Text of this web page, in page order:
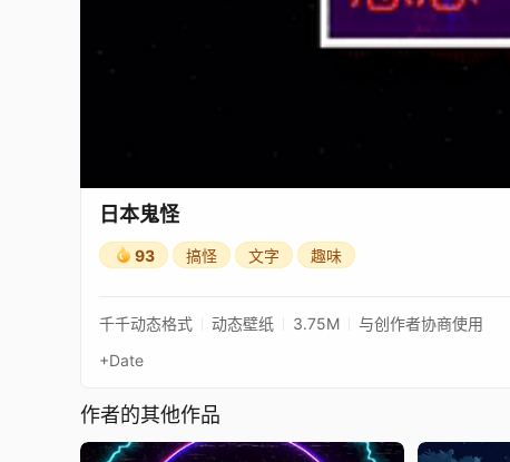
日本鬼怪
93 搞怪 文字 趣味
千千动态格式 动态壁纸 3.75M 与创作者协商使用
+Date
作者的其他作品